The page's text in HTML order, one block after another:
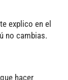
explico en el
no cambias.
hacer